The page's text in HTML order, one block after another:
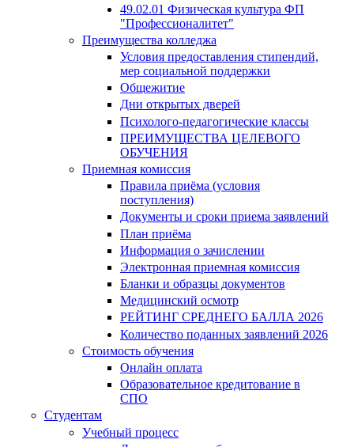
49.02.01 Физическая культура ФП
"Профессионалитет"
Преимущества колледжа
Условия предоставления стипендий,
мер социальной поддержки
Общежитие
Дни открытых дверей
Психолого-педагогические классы
ПРЕИМУЩЕСТВА ЦЕЛЕВОГО
ОБУЧЕНИЯ
Приемная комиссия
Правила приёма (условия
поступления)
Документы и сроки приема заявлений
План приёма
Информация о зачислении
Электронная приемная комиссия
Бланки и образцы документов
Медицинский осмотр
РЕЙТИНГ СРЕДНЕГО БАЛЛА 2026
Количество поданных заявлений 2026
Стоимость обучения
Онлайн оплата
Образовательное кредитование в
СПО
Студентам
Учебный процесс